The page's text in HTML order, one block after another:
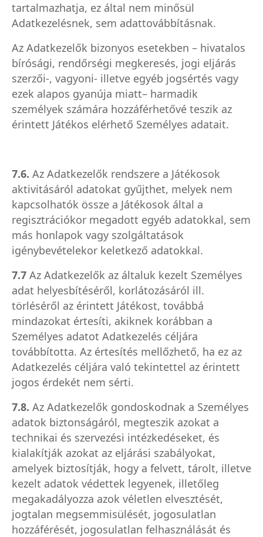
tartalmazhatja, ez által nem minősül
Adatkezelésnek, sem adattovábbításnak.
Az Adatkezelők bizonyos esetekben – hivatalos
bírósági, rendőrségi megkeresés, jogi eljárás
szerzői-, vagyoni- illetve egyéb jogsértés vagy
ezek alapos gyanúja miatt– harmadik
személyek számára hozzáférhetővé teszik az
érintett Játékos elérhető Személyes adatait.
7.6. Az Adatkezelők rendszere a Játékosok
aktivitásáról adatokat gyűjthet, melyek nem
kapcsolhatók össze a Játékosok által a
regisztrációkor megadott egyéb adatokkal, sem
más honlapok vagy szolgáltatások
igénybevételekor keletkező adatokkal.
7.7 Az Adatkezelők az általuk kezelt Személyes
adat helyesbítéséről, korlátozásáról ill.
törléséről az érintett Játékost, továbbá
mindazokat értesíti, akiknek korábban a
Személyes adatot Adatkezelés céljára
továbbította. Az értesítés mellőzhető, ha ez az
Adatkezelés céljára való tekintettel az érintett
jogos érdekét nem sérti.
7.8. Az Adatkezelők gondoskodnak a Személyes
adatok biztonságáról, megteszik azokat a
technikai és szervezési intézkedéseket, és
kialakítják azokat az eljárási szabályokat,
amelyek biztosítják, hogy a felvett, tárolt, illetve
kezelt adatok védettek legyenek, illetőleg
megakadályozza azok véletlen elvesztését,
jogtalan megsemmisülését, jogosulatlan
hozzáférését, jogosulatlan felhasználását és